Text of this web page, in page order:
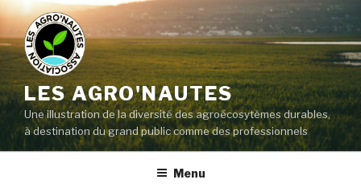
LES AGRO'NAUTES
Une illustration de la diversité des agroécosytèmes durables,
à destination du grand public comme des professionnels
Menu